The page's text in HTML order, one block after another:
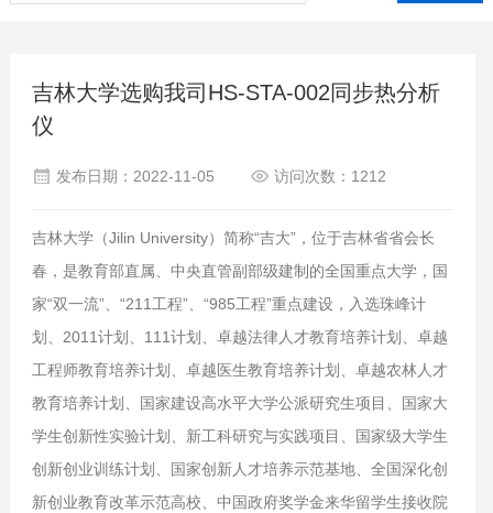
吉林大学选购我司HS-STA-002同步热分析
仪
发布日期：2022-11-05 访问次数：1212
吉林大学（Jilin University）简称“吉大”，位于吉林省省会长
春，是教育部直属、中央直管副部级建制的全国重点大学，国
家“双一流”、“211工程”、“985工程”重点建设，入选珠峰计
划、2011计划、111计划、卓越法律人才教育培养计划、卓越
工程师教育培养计划、卓越医生教育培养计划、卓越农林人才
教育培养计划、国家建设高水平大学公派研究生项目、国家大
学生创新性实验计划、新工科研究与实践项目、国家级大学生
创新创业训练计划、国家创新人才培养示范基地、全国深化创
新创业教育改革示范高校、中国政府奖学金来华留学生接收院